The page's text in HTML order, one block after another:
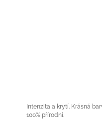
Intenzita a krytí. Krásná
100% přírodní.